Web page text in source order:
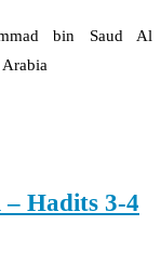
bin Saud Al
Hadits 3-4